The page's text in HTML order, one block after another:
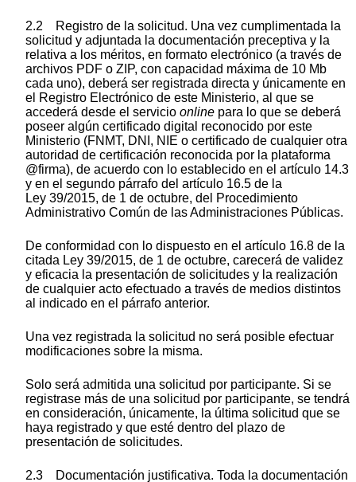
2.2 Registro de la solicitud. Una vez cumplimentada la
solicitud y adjuntada la documentación preceptiva y la
relativa a los méritos, en formato electrónico (a través de
archivos PDF o ZIP, con capacidad máxima de 10 Mb
cada uno), deberá ser registrada directa y únicamente en
el Registro Electrónico de este Ministerio, al que se
accederá desde el servicio online para lo que se deberá
poseer algún certificado digital reconocido por este
Ministerio (FNMT, DNI, NIE o certificado de cualquier otra
autoridad de certificación reconocida por la plataforma
@firma), de acuerdo con lo establecido en el artículo 14.3
y en el segundo párrafo del artículo 16.5 de la
Ley 39/2015, de 1 de octubre, del Procedimiento
Administrativo Común de las Administraciones Públicas.
De conformidad con lo dispuesto en el artículo 16.8 de la
citada Ley 39/2015, de 1 de octubre, carecerá de validez
y eficacia la presentación de solicitudes y la realización
de cualquier acto efectuado a través de medios distintos
al indicado en el párrafo anterior.
Una vez registrada la solicitud no será posible efectuar
modificaciones sobre la misma.
Solo será admitida una solicitud por participante. Si se
registrase más de una solicitud por participante, se tendrá
en consideración, únicamente, la última solicitud que se
haya registrado y que esté dentro del plazo de
presentación de solicitudes.
2.3 Documentación justificativa. Toda la documentación